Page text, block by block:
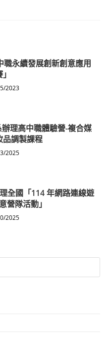
職永續發展創新創意應用
2023
理高中職體驗營-複合媒
品調製課程
2025
全國「114 年網路連線遊
營隊活動」
2025